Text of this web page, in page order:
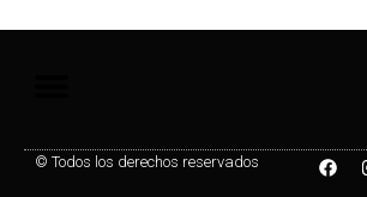
© Todos los derechos reservados